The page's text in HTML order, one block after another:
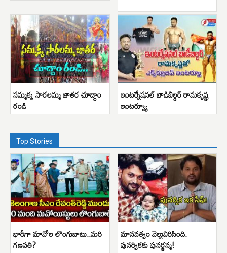
సమ్మక్క సారలమ్మ జాతర చూద్దాం
రండి
ఇంటర్నేషనల్ బాడిబిల్డర్ రామకృష్ణ
ఇంటర్వ్యూ
Top Stories
భారీగా మావోల లొంగుబాటు..మరి
గణపతి?
మానవత్వం వెల్లువిరిసింది.
పునర్వికకు పునర్జన్మ!